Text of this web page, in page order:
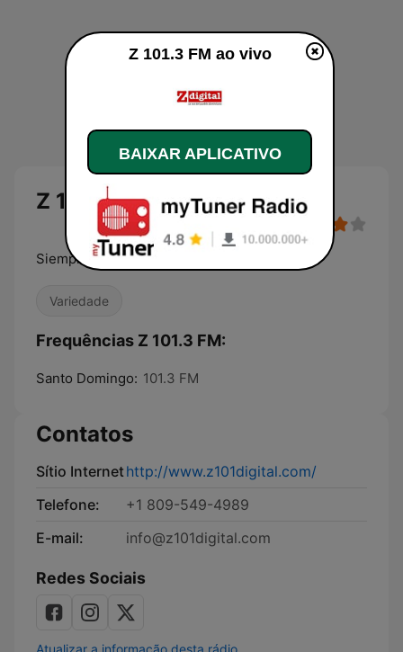
Z 101.3 FM
Siempre pensando en ti ...
Variedade
Frequências Z 101.3 FM:
Santo Domingo: 101.3 FM
Contatos
Sítio Internethttp://www.z101digital.com/
Telefone:
+1 809-549-4989
E-mail:
info@z101digital.com
Redes Sociais
Atualizar a informação desta rádio
Z 101.3 FM ao vivo
BAIXAR APLICATIVO